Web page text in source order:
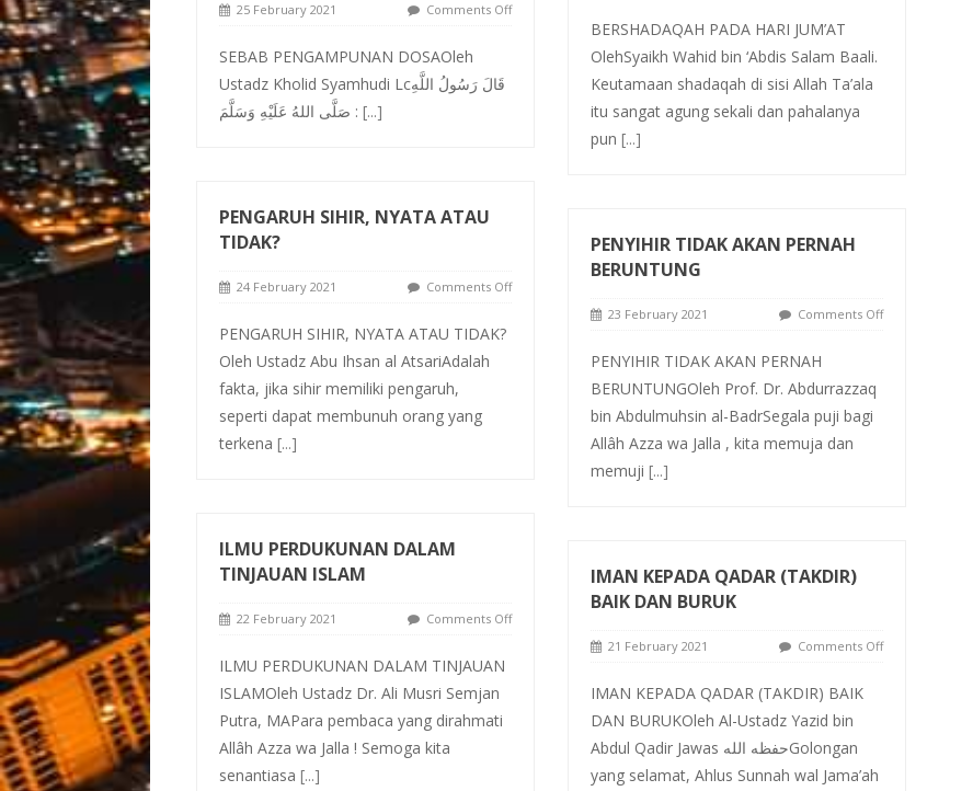
BERSHADAQAH PADA HARI JUM’AT
OlehSyaikh Wahid bin ‘Abdis Salam Baali.
Keutamaan shadaqah di sisi Allah Ta’ala
itu sangat agung sekali dan pahalanya
pun [...]
25 February 2021 Comments Off
SEBAB PENGAMPUNAN DOSAOleh
Ustadz Kholid Syamhudi Lcقَالَ رَسُولُ اللَّهِ
صَلَّى اللهُ عَلَيْهِ وَسَلَّمَ : [...]
PENGARUH SIHIR, NYATA ATAU
TIDAK?
24 February 2021 Comments Off
PENGARUH SIHIR, NYATA ATAU TIDAK?
Oleh Ustadz Abu Ihsan al AtsariAdalah
fakta, jika sihir memiliki pengaruh,
seperti dapat membunuh orang yang
terkena [...]
PENYIHIR TIDAK AKAN PERNAH
BERUNTUNG
23 February 2021 Comments Off
PENYIHIR TIDAK AKAN PERNAH
BERUNTUNGOleh Prof. Dr. Abdurrazzaq
bin Abdulmuhsin al-BadrSegala puji bagi
Allâh Azza wa Jalla , kita memuja dan
memuji [...]
ILMU PERDUKUNAN DALAM
TINJAUAN ISLAM
22 February 2021 Comments Off
ILMU PERDUKUNAN DALAM TINJAUAN
ISLAMOleh Ustadz Dr. Ali Musri Semjan
Putra, MAPara pembaca yang dirahmati
Allâh Azza wa Jalla ! Semoga kita
senantiasa [...]
IMAN KEPADA QADAR (TAKDIR)
BAIK DAN BURUK
21 February 2021 Comments Off
IMAN KEPADA QADAR (TAKDIR) BAIK
DAN BURUKOleh Al-Ustadz Yazid bin
Abdul Qadir Jawas حفظه اللهGolongan
yang selamat, Ahlus Sunnah wal Jama’ah